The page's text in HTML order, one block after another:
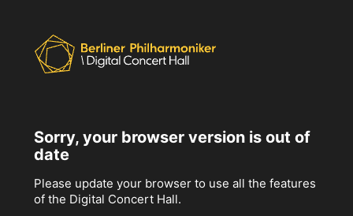
Sorry, your browser version is out of
date
Please update your browser to use all the features
of the Digital Concert Hall.